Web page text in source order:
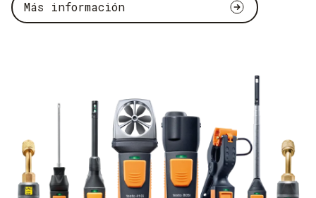
Más información